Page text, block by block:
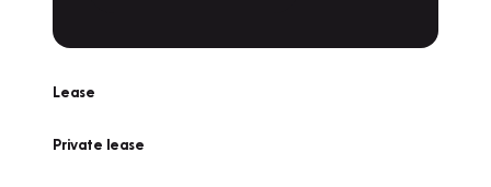
Lease
Private lease